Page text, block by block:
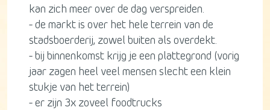
kan zich meer over de dag verspreiden.
- de markt is over het hele terrein van de
stadsboerderij, zowel buiten als overdekt.
- bij binnenkomst krijg je een plattegrond (vorig
jaar zagen heel veel mensen slecht een klein
stukje van het terrein)
- er zijn 3x zoveel foodtrucks